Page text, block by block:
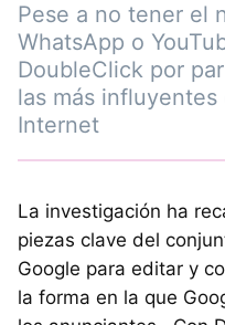
Pese a no tener el
WhatsApp o
DoubleClick por
las más
Internet
La investigación ha
piezas clave del
Google para editar y
la forma en la que